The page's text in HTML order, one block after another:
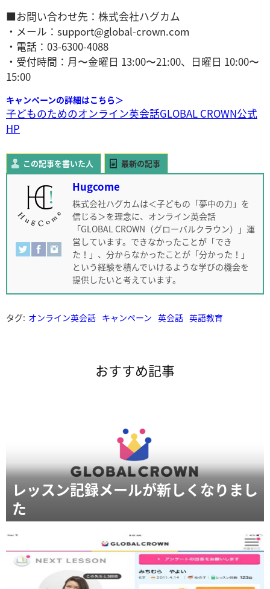
■お問い合わせ先：株式会社ハグカム
・メール：support@global-crown.com
・電話：03-6300-4088
・受付時間：月〜金曜日 13:00〜21:00、日曜日 10:00〜
15:00
キャンペーンの詳細はこちら＞
子どものためのオンライン英会話GLOBAL CROWN公式
HP
この記事を書いた人 最新の記事
Hugcome
株式会社ハグカムは＜子どもの「夢中の力」を
信じる＞を理念に、オンライン英会話
「GLOBAL CROWN（グローバルクラウン）」運
営しています。できなかったことが「でき
た！」、分からなかったことが「分かった！」
という経験を積んでいけるような学びの機会を
提供したいと考えています。
タグ: オンライン英会話 キャンペーン 英会話 英語教育
おすすめ記事
レッスン記録メールが新しくなりまし
た